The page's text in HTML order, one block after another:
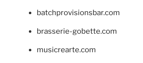
batchprovisionsbar.com
brasserie-gobette.com
musicrearte.com